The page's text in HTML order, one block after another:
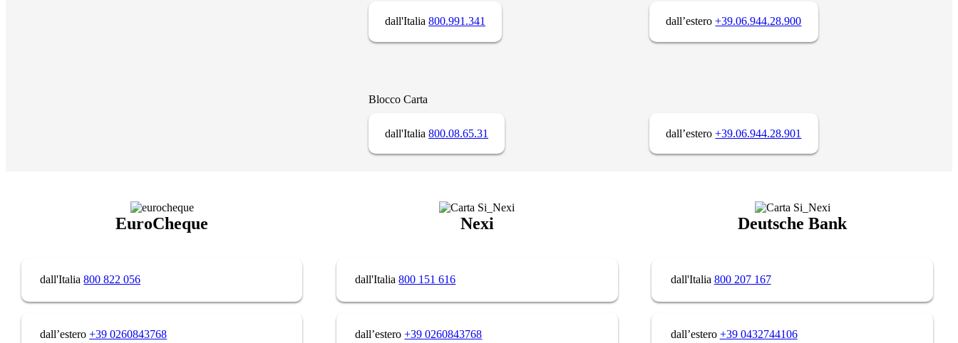
dall'Italia800.991.341 dall’estero+39.06.944.28.900
Blocco Carta
dall'Italia800.08.65.31 dall’estero+39.06.944.28.901
EuroCheque
dall'Italia800 822 056
dall’estero+39 0260843768
Nexi
dall'Italia800 151 616
dall’estero+39 0260843768
Deutsche Bank
dall'Italia 800 207 167
dall’estero +39 0432744106